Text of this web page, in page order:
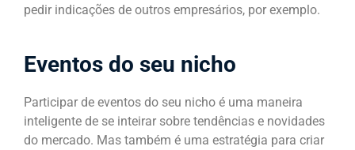
pedir indicações de outros empresários, por exemplo.
Eventos do seu nicho
Participar de eventos do seu nicho é uma maneira
inteligente de se inteirar sobre tendências e novidades
do mercado. Mas também é uma estratégia para criar